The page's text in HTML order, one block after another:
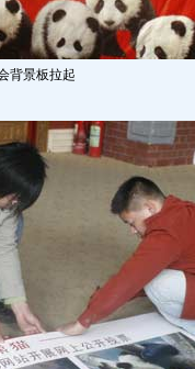
背景板拉起